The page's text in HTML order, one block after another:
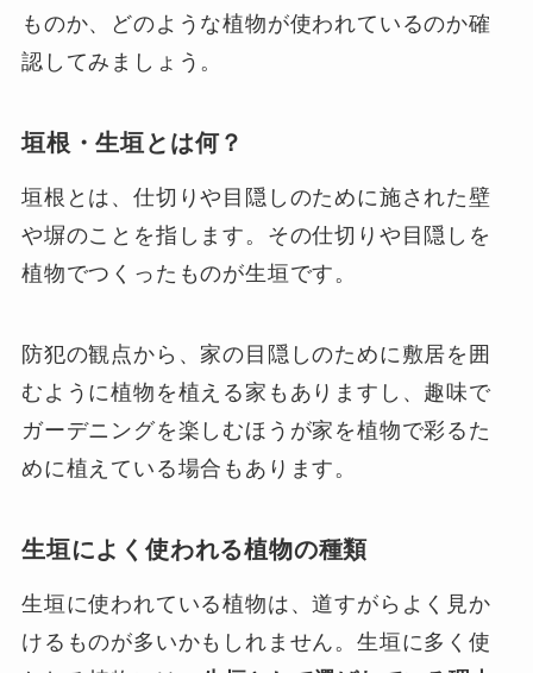
ものか、どのような植物が使われているのか確
認してみましょう。
垣根・生垣とは何？
垣根とは、仕切りや目隠しのために施された壁
や塀のことを指します。その仕切りや目隠しを
植物でつくったものが生垣です。
防犯の観点から、家の目隠しのために敷居を囲
むように植物を植える家もありますし、趣味で
ガーデニングを楽しむほうが家を植物で彩るた
めに植えている場合もあります。
生垣によく使われる植物の種類
生垣に使われている植物は、道すがらよく見か
けるものが多いかもしれません。生垣に多く使